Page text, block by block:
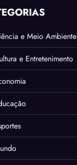
e Meio Ambiente
e Entretenimento